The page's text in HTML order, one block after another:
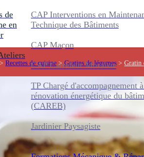
de
en
CAP Interventions en
Technique des Bâtiments
CAP Maçon
CAP Carreleur Mosaïste
TP Chargé d'accompagnement
rénovation énergétique du
(CAREB)
Jardinier Paysagiste
> Recettes de cuisine > Gratins de légumes > Gratin